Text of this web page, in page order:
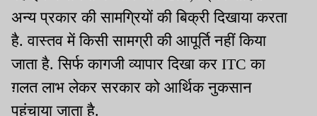
अन्य प्रकार की सामग्रियों की बिक्री दिखाया करता
है. वास्तव में किसी सामग्री की आपूर्ति नहीं किया
जाता है. सिर्फ कागजी व्यापार दिखा कर ITC का
ग़लत लाभ लेकर सरकार को आर्थिक नुकसान
पहुंचाया जाता है.